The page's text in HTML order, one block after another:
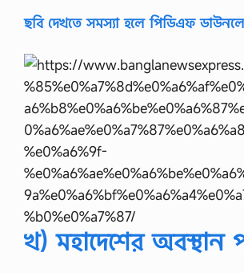
ছবি দেখতে সমস্যা হলে পিডিএফ
খ) মহাদেশের অবস্থান